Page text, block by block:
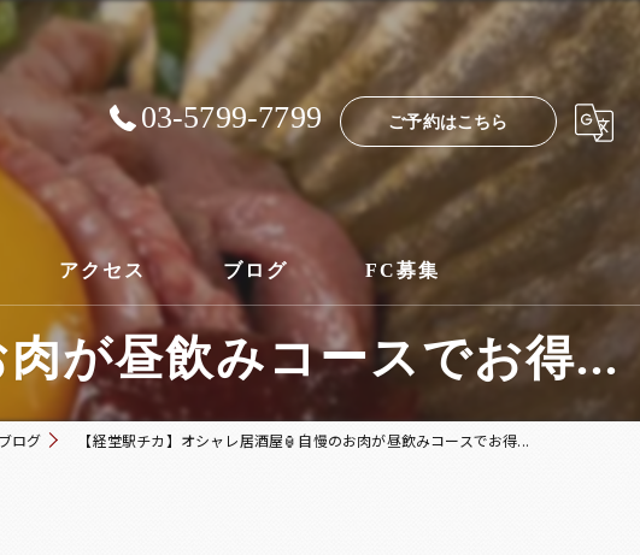
03-5799-7799 ご予約はこちら
アクセス ブログ FC募集
が昼飲みコースでお得...
ブログ 【経堂駅チカ】オシャレ居酒屋🏮自慢のお肉が昼飲みコースでお得...